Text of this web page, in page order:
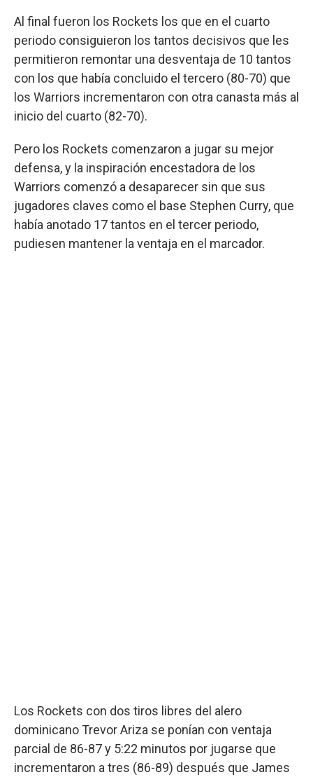
Al final fueron los Rockets los que en el cuarto
periodo consiguieron los tantos decisivos que les
permitieron remontar una desventaja de 10 tantos
con los que había concluido el tercero (80-70) que
los Warriors incrementaron con otra canasta más al
inicio del cuarto (82-70).
Pero los Rockets comenzaron a jugar su mejor
defensa, y la inspiración encestadora de los
Warriors comenzó a desaparecer sin que sus
jugadores claves como el base Stephen Curry, que
había anotado 17 tantos en el tercer periodo,
pudiesen mantener la ventaja en el marcador.
Los Rockets con dos tiros libres del alero
dominicano Trevor Ariza se ponían con ventaja
parcial de 86-87 y 5:22 minutos por jugarse que
incrementaron a tres (86-89) después que James